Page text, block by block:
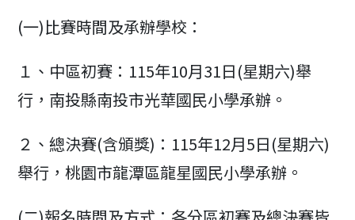
(一)比賽時間及承辦學校：
１、中區初賽：115年10月31日(星期六)舉
行，南投縣南投市光華國民小學承辦。
２、總決賽(含頒獎)：115年12月5日(星期六)
舉行，桃園市龍潭區龍星國民小學承辦。